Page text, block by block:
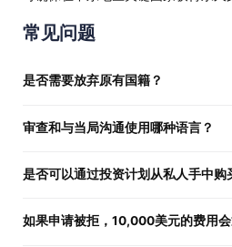
常见问题
是否需要放弃原有国籍？
审查和与当局沟通使用哪种语言？
具备阿拉伯语口语能力。
是否可以通过投资计划从私人手中购
如果申请被拒，10,000美元的费用会